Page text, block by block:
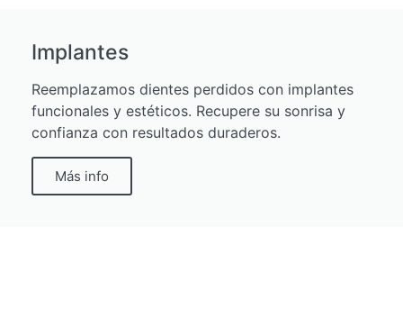
Implantes
Reemplazamos dientes perdidos con implantes
funcionales y estéticos. Recupere su sonrisa y
confianza con resultados duraderos.
Más info